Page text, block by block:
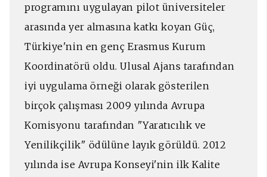
programını uygulayan pilot üniversiteler
arasında yer almasına katkı koyan Güç,
Türkiye'nin en genç Erasmus Kurum
Koordinatörü oldu. Ulusal Ajans tarafından
iyi uygulama örneği olarak gösterilen
birçok çalışması 2009 yılında Avrupa
Komisyonu tarafından "Yaratıcılık ve
Yenilikçilik" ödülüne layık görüldü. 2012
yılında ise Avrupa Konseyi'nin ilk Kalite